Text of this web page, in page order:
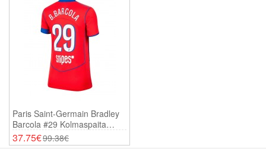
Paris Saint-Germain Bradley
Barcola #29 Kolmaspaita
Naisten 2025-26
Lyhythihainen
37.75€99.38€